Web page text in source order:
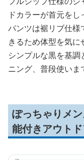
ドカラーが首元をし
パンツは裾リブ仕様
きるため体型を気に
シンプルな黒を基
ニング、普段使いま
ぽっちゃりメ
能付きアウト